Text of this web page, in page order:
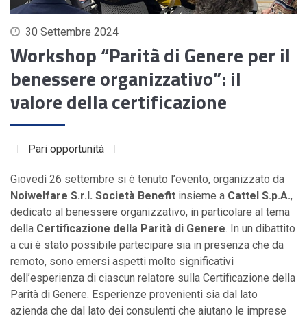
30 Settembre 2024
Workshop “Parità di Genere per il
benessere organizzativo”: il
valore della certificazione
Pari opportunità
Giovedì 26 settembre si è tenuto l’evento, organizzato da
Noiwelfare S.r.l. Società Benefit insieme a Cattel S.p.A.,
dedicato al benessere organizzativo, in particolare al tema
della Certificazione della Parità di Genere. In un dibattito
a cui è stato possibile partecipare sia in presenza che da
remoto, sono emersi aspetti molto significativi
dell’esperienza di ciascun relatore sulla Certificazione della
Parità di Genere. Esperienze provenienti sia dal lato
azienda che dal lato dei consulenti che aiutano le imprese